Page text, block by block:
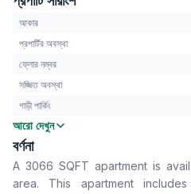
আকার
প্রপার্টির অবস্থা
ফ্লোর নম্বর
সজ্জিত অবস্থা
গাড়ী পার্কিং
বেডরুম
বাথরুম
বসার রুম
Drawing Room
আরো দেখুন
বর্ণনা
A 3066 SQFT apartment is
area. This apartment